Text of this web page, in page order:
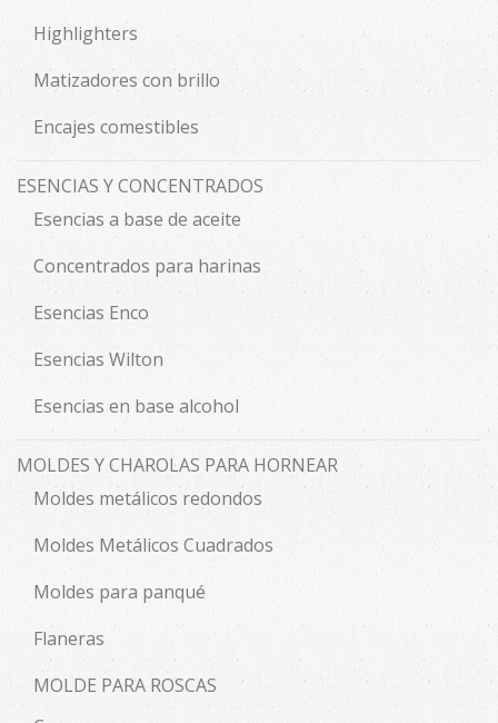
Highlighters
Matizadores con brillo
Encajes comestibles
ESENCIAS Y CONCENTRADOS
Esencias a base de aceite
Concentrados para harinas
Esencias Enco
Esencias Wilton
Esencias en base alcohol
MOLDES Y CHAROLAS PARA HORNEAR
Moldes metálicos redondos
Moldes Metálicos Cuadrados
Moldes para panqué
Flaneras
MOLDE PARA ROSCAS